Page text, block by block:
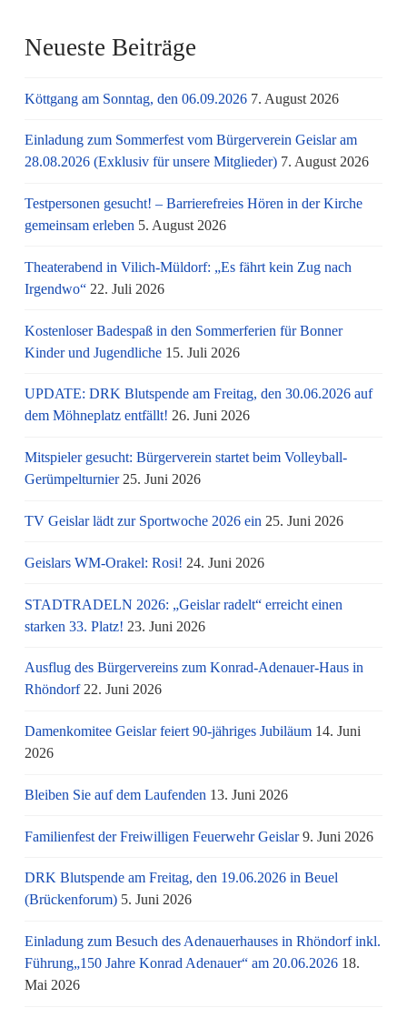
Neueste Beiträge
Köttgang am Sonntag, den 06.09.2026 7. August 2026
Einladung zum Sommerfest vom Bürgerverein Geislar am
28.08.2026 (Exklusiv für unsere Mitglieder) 7. August 2026
Testpersonen gesucht! – Barrierefreies Hören in der Kirche
gemeinsam erleben 5. August 2026
Theaterabend in Vilich-Müldorf: „Es fährt kein Zug nach
Irgendwo“ 22. Juli 2026
Kostenloser Badespaß in den Sommerferien für Bonner
Kinder und Jugendliche 15. Juli 2026
UPDATE: DRK Blutspende am Freitag, den 30.06.2026 auf
dem Möhneplatz entfällt! 26. Juni 2026
Mitspieler gesucht: Bürgerverein startet beim Volleyball-
Gerümpelturnier 25. Juni 2026
TV Geislar lädt zur Sportwoche 2026 ein 25. Juni 2026
Geislars WM-Orakel: Rosi! 24. Juni 2026
STADTRADELN 2026: „Geislar radelt“ erreicht einen
starken 33. Platz! 23. Juni 2026
Ausflug des Bürgervereins zum Konrad-Adenauer-Haus in
Rhöndorf 22. Juni 2026
Damenkomitee Geislar feiert 90-jähriges Jubiläum 14. Juni
2026
Bleiben Sie auf dem Laufenden 13. Juni 2026
Familienfest der Freiwilligen Feuerwehr Geislar 9. Juni 2026
DRK Blutspende am Freitag, den 19.06.2026 in Beuel
(Brückenforum) 5. Juni 2026
Einladung zum Besuch des Adenauerhauses in Rhöndorf inkl.
Führung„150 Jahre Konrad Adenauer“ am 20.06.2026 18.
Mai 2026